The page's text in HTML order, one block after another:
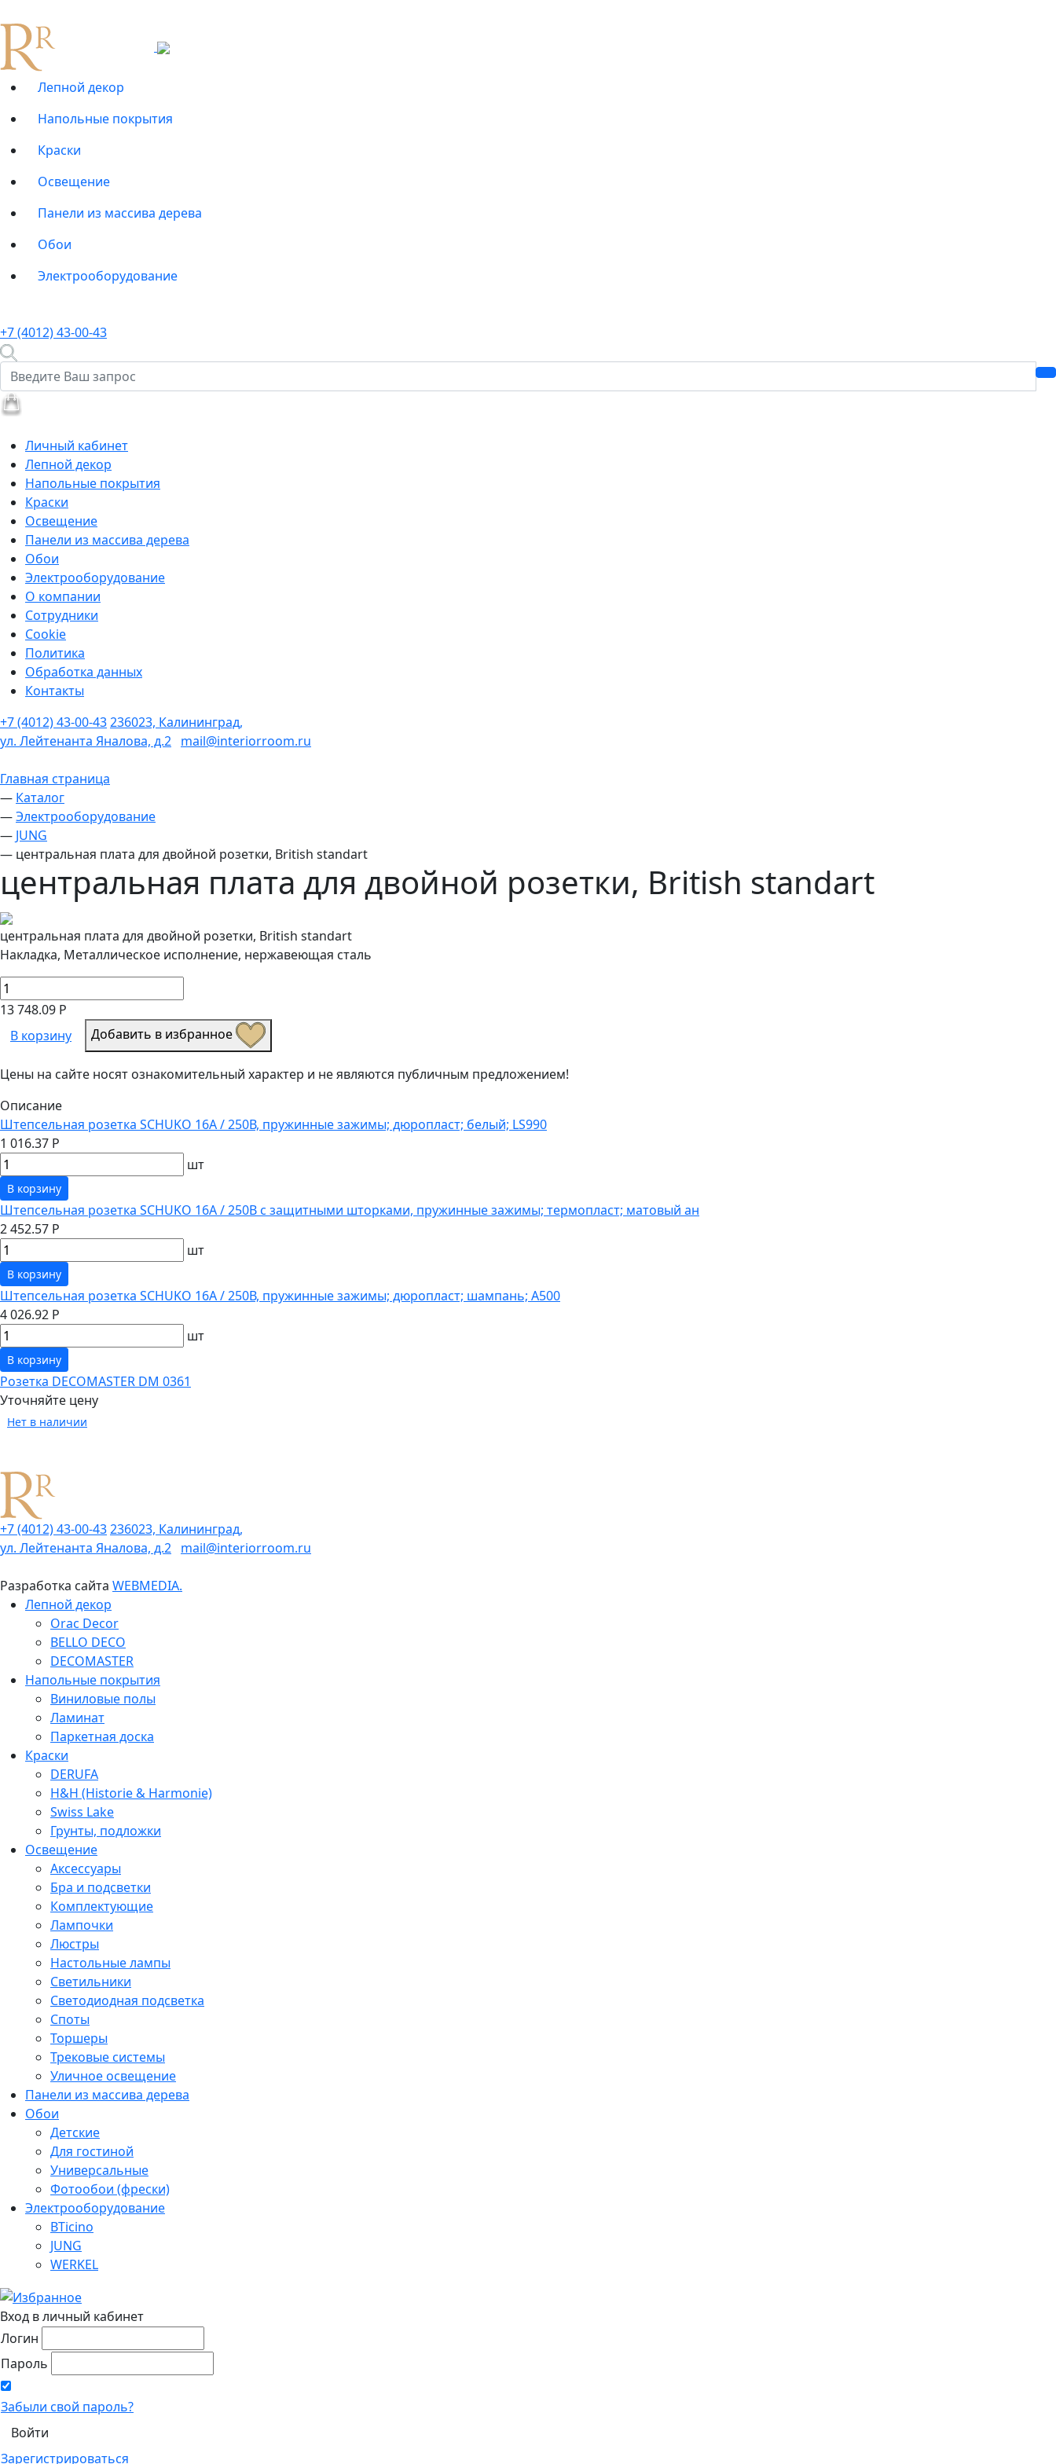
Лепной декор
Напольные покрытия
Краски
Освещение
Панели из массива дерева
Обои
Электрооборудование
+7 (4012) 43-00-43
Личный кабинет
Лепной декор
Напольные покрытия
Краски
Освещение
Панели из массива дерева
Обои
Электрооборудование
О компании
Сотрудники
Cookie
Политика
Обработка данных
Контакты
+7 (4012) 43-00-43236023, Калининград,
ул. Лейтенанта Яналова, д.2 mail@interiorroom.ru
Главная страница
— Каталог
—Электрооборудование
— JUNG
— центральная плата для двойной розетки, British standart
центральная плата для двойной розетки, British standart
центральная плата для двойной розетки, British standart
Накладка, Металлическое исполнение, нержавеющая сталь
13 748.09 Р
В корзину
Добавить в избранное
Цены на сайте носят ознакомительный характер и не являются публичным предложением!
Описание
Штепсельная розетка SCHUKO 16А / 250В, пружинные зажимы; дюропласт; белый; LS990
1 016.37 Р
шт
В корзину
Штепсельная розетка SCHUKO 16А / 250В с защитными шторками, пружинные зажимы; термопласт; матовый ан
2 452.57 Р
шт
В корзину
Штепсельная розетка SCHUKO 16А / 250В, пружинные зажимы; дюропласт; шампань; A500
4 026.92 Р
шт
В корзину
Розетка DECOMASTER DM 0361
Уточняйте цену
Нет в наличии
+7 (4012) 43-00-43236023, Калининград,
ул. Лейтенанта Яналова, д.2 mail@interiorroom.ru
Разработка сайта WEBMEDIA.
Лепной декор
Orac Decor
BELLO DECO
DECOMASTER
Напольные покрытия
Виниловые полы
Ламинат
Паркетная доска
Краски
DERUFA
H&H (Historie & Harmonie)
Swiss Lake
Грунты, подложки
Освещение
Аксессуары
Бра и подсветки
Комплектующие
Лампочки
Люстры
Настольные лампы
Светильники
Светодиодная подсветка
Споты
Торшеры
Трековые системы
Уличное освещение
Панели из массива дерева
Обои
Детские
Для гостиной
Универсальные
Фотообои (фрески)
Электрооборудование
BTicino
JUNG
WERKEL
Вход в личный кабинет
Логин
Пароль
Забыли свой пароль?
Зарегистрироваться